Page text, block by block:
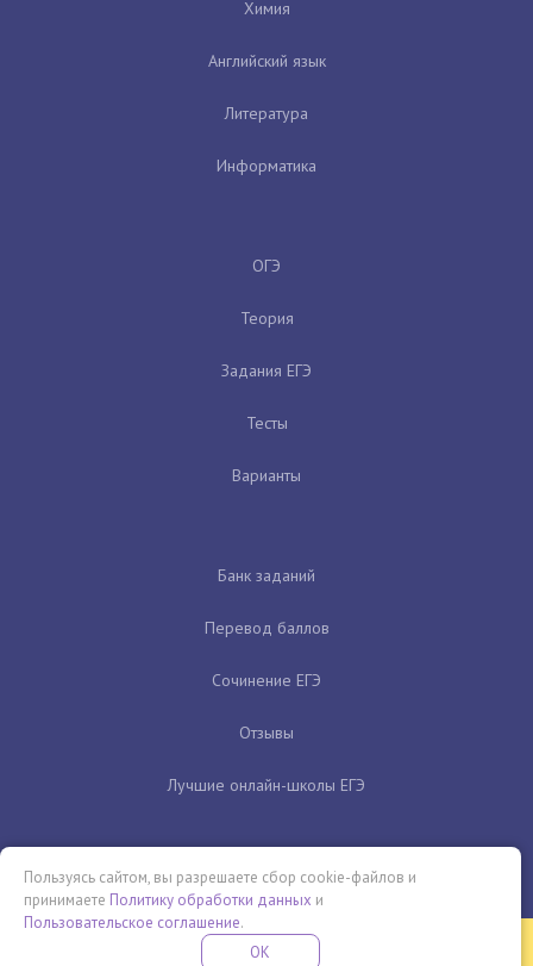
Химия
Английский язык
Литература
Информатика
ОГЭ
Теория
Задания ЕГЭ
Тесты
Варианты
Банк заданий
Перевод баллов
Сочинение ЕГЭ
Отзывы
Лучшие онлайн-школы ЕГЭ
Бесплатная летняя школа
Пользуясь сайтом, вы разрешаете сбор cookie-файлов и
принимаете Политику обработки данных и
Пользовательское соглашение.
OK